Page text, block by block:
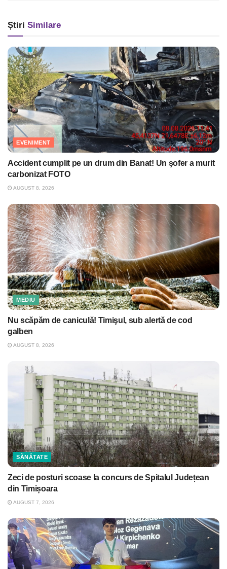
Știri Similare
EVENIMENT
Accident cumplit pe un drum din Banat! Un şofer a murit
carbonizat FOTO
AUGUST 8, 2026
MEDIU
Nu scăpăm de caniculă! Timişul, sub alertă de cod
galben
AUGUST 8, 2026
SĂNĂTATE
Zeci de posturi scoase la concurs de Spitalul Județean
din Timișoara
AUGUST 7, 2026